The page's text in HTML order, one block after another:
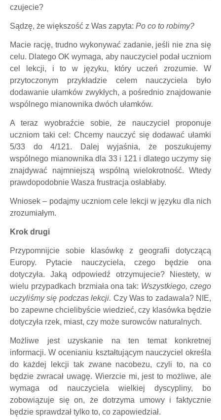
czujecie?
Sądzę, że większość z Was zapyta: Po co to robimy?
Macie rację, trudno wykonywać zadanie, jeśli nie zna się
celu. Dlatego OK wymaga, aby nauczyciel podał uczniom
cel lekcji, i to w języku, który uczeń zrozumie. W
przytoczonym przykładzie celem nauczyciela było
dodawanie ułamków zwykłych, a pośrednio znajdowanie
wspólnego mianownika dwóch ułamków.
A teraz wyobraźcie sobie, że nauczyciel proponuje
uczniom taki cel: Chcemy nauczyć się dodawać ułamki
5/33 do 4/121. Dalej wyjaśnia, że poszukujemy
wspólnego mianownika dla 33 i 121 i dlatego uczymy się
znajdywać najmniejszą wspólną wielokrotność. Wtedy
prawdopodobnie Wasza frustracja osłabłaby.
Wniosek – podajmy uczniom cele lekcji w języku dla nich
zrozumiałym.
Krok drugi
Przypomnijcie sobie klasówkę z geografii dotyczącą
Europy. Pytacie nauczyciela, czego będzie ona
dotyczyła. Jaką odpowiedź otrzymujecie? Niestety, w
wielu przypadkach brzmiała ona tak: Wszystkiego, czego
uczyliśmy się podczas lekcji. Czy Was to zadawala? NIE,
bo zapewne chcielibyście wiedzieć, czy klasówka będzie
dotyczyła rzek, miast, czy może surowców naturalnych.
Możliwe jest uzyskanie na ten temat konkretnej
informacji. W ocenianiu kształtującym nauczyciel określa
do każdej lekcji tak zwane nacobezu, czyli to, na co
będzie zwracał uwagę. Wierzcie mi, jest to możliwe, ale
wymaga od nauczyciela wielkiej dyscypliny, bo
zobowiązuje się on, że dotrzyma umowy i faktycznie
będzie sprawdzał tylko to, co zapowiedział.